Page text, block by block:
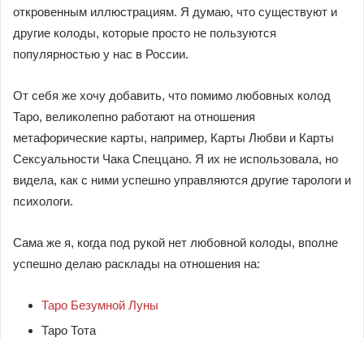
откровенным иллюстрациям. Я думаю, что существуют и
другие колоды, которые просто не пользуются
популярностью у нас в России.
От себя же хочу добавить, что помимо любовных колод
Таро, великолепно работают на отношения
метафорические карты, например, Карты Любви и Карты
Сексуальности Чака Спеццано. Я их не использовала, но
видела, как с ними успешно управляются другие тарологи и
психологи.
Сама же я, когда под рукой нет любовной колоды, вполне
успешно делаю расклады на отношения на:
Таро Безумной Луны
Таро Тота